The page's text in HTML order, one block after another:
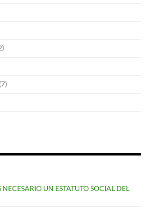
(7)
NECESARIO UN ESTATUTO SOCIAL DEL